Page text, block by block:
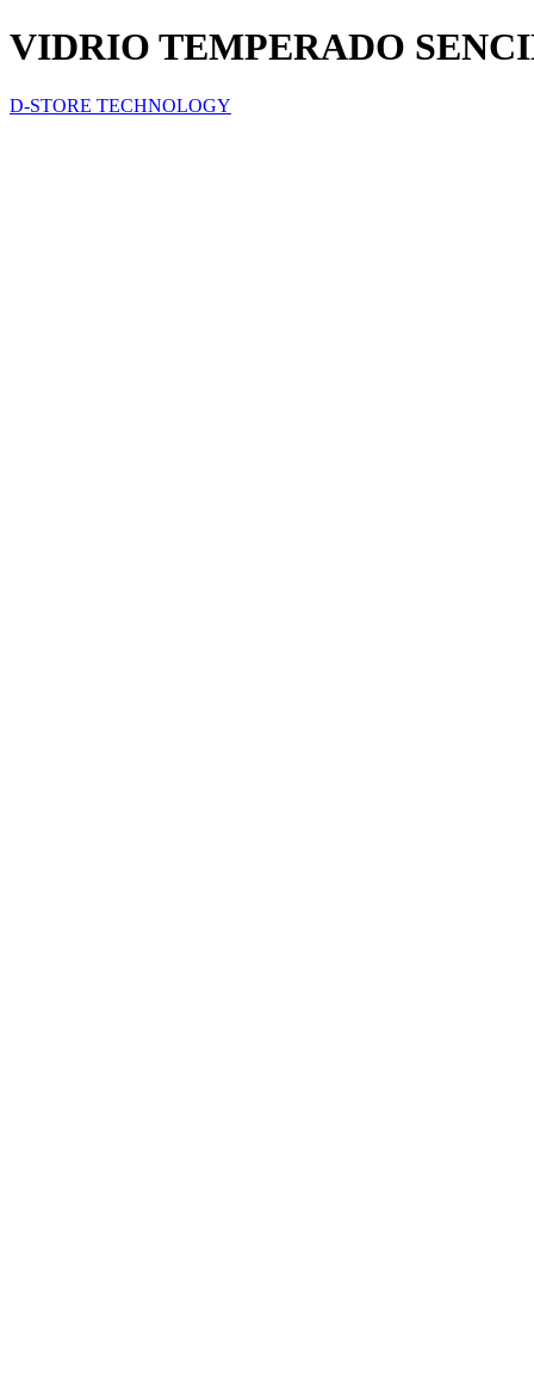
VIDRIO TEMPERADO
D-STORE TECHNOLOGY